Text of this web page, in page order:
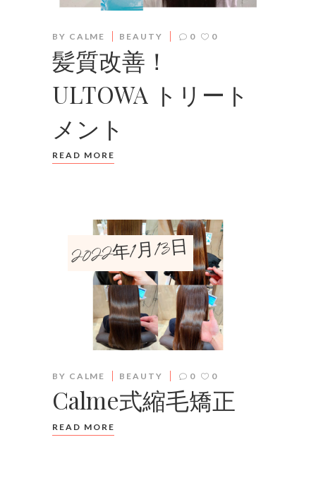
BY CALME BEAUTY 0 0
髪質改善！
ULTOWA トリート
メント
READ MORE
2022年1月13日
BY CALME BEAUTY 0 0
Calme式縮毛矯正
READ MORE